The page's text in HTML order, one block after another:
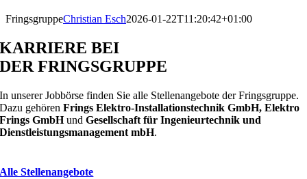
FringsgruppeChristian Esch2026-01-22T11:20:42+01:00
KARRIERE BEI
DER FRINGSGRUPPE
In unserer Jobbörse finden Sie alle Stellenangebote der Fringsgruppe.
Dazu gehörenFrings Elektro-Installationstechnik GmbH, Elektro
Frings GmbHundGesellschaft für Ingenieurtechnik und
Dienstleistungsmanagement mbH.
Alle Stellenangebote